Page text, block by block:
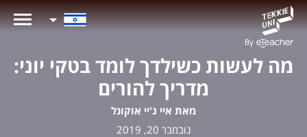
מה לעשות כשילדך לומד בטקי יוני:
מדריך להורים
מאת איי ג'יי אוקונל
נובמבר 20, 2019